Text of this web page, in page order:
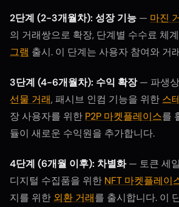
2단계 (2-3개월차): 성장 기능 — 마진
의 거래쌍으로 확장, 단계별 수수료 체
그램 출시. 이 단계는 사용자 참여와 거
3단계 (4-6개월차): 수익 확장— 파생상
선물 거래, 패시브 인컴 기능을 위한 스
장 사용자를 위한 P2P 마켓플레이스를
듈이 새로운 수익원을 추가합니다.
4단계 (6개월 이후): 차별화— 토큰 세
디지털 수집품을 위한 NFT 마켓플레이
지를 위한 외환 거래를 출시합니다. 이